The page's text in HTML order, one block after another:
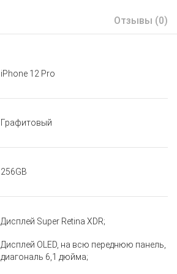
Отзывы (0)
iPhone 12 Pro
Графитовый
256GB
Дисплей Super Retina XDR;
Дисплей OLED, на всю переднюю панель,
диагональ 6,1 дюйма;